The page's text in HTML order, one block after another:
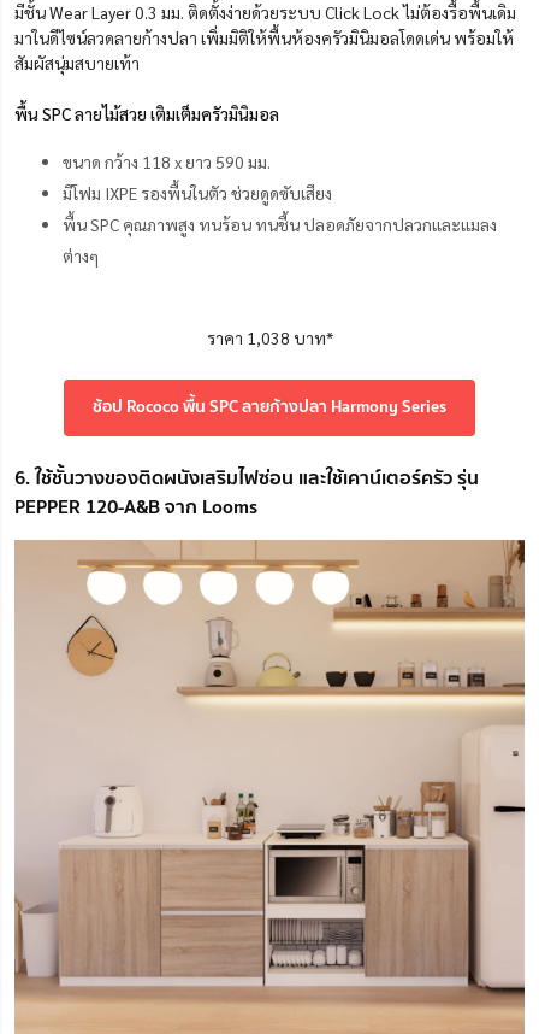
มีชั้น Wear Layer 0.3 มม. ติดตั้งง่ายด้วยระบบ Click Lock ไม่ต้องรื้อพื้นเดิม
มาในดีไซน์ลวดลายก้างปลา เพิ่มมิติให้พื้นห้องครัวมินิมอลโดดเด่น พร้อมให้
สัมผัสนุ่มสบายเท้า
พื้น SPC ลายไม้สวย เติมเต็มครัวมินิมอล
ขนาด กว้าง 118 x ยาว 590 มม.
มีโฟม IXPE รองพื้นในตัว ช่วยดูดซับเสียง
พื้น SPC คุณภาพสูง ทนร้อน ทนชื้น ปลอดภัยจากปลวกและแมลง
ต่างๆ
ราคา 1,038 บาท*
ช้อป Rococo พื้น SPC ลายก้างปลา Harmony Series
6. ใช้ชั้นวางของติดผนังเสริมไฟซ่อน และใช้เคาน์เตอร์ครัว รุ่น
PEPPER 120-A&B จาก Looms